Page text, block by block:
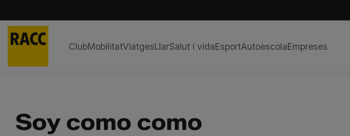
ClubMobilitatViatgesLlarSalut i vidaEsportAutoescolaEmpreses
Soy como como